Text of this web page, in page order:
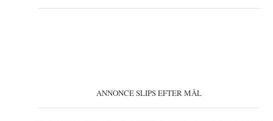
ANNONCE SLIPS EFTER MÅL